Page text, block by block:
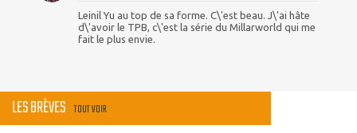
Leinil Yu au top de sa forme. C\'est beau. J\'ai hâte
d\'avoir le TPB, c\'est la série du Millarworld qui me
fait le plus envie.
LES BRÈVES TOUT VOIR